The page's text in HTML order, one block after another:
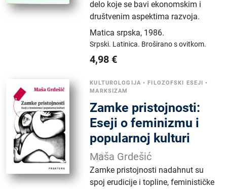
delo koje se bavi ekonomskim i
društvenim aspektima razvoja.
Matica srpska, 1986.
Srpski. Latinica. Broširano s ovitkom.
4,98 €
KULTUROLOGIJA •FILOZOFSKI ESEJI •
MARKSIZAM
Zamke pristojnosti:
Eseji o feminizmu i
popularnoj kulturi
Maša Grdešić
Zamke pristojnosti nadahnut su
spoj erudicije i topline, feminističke